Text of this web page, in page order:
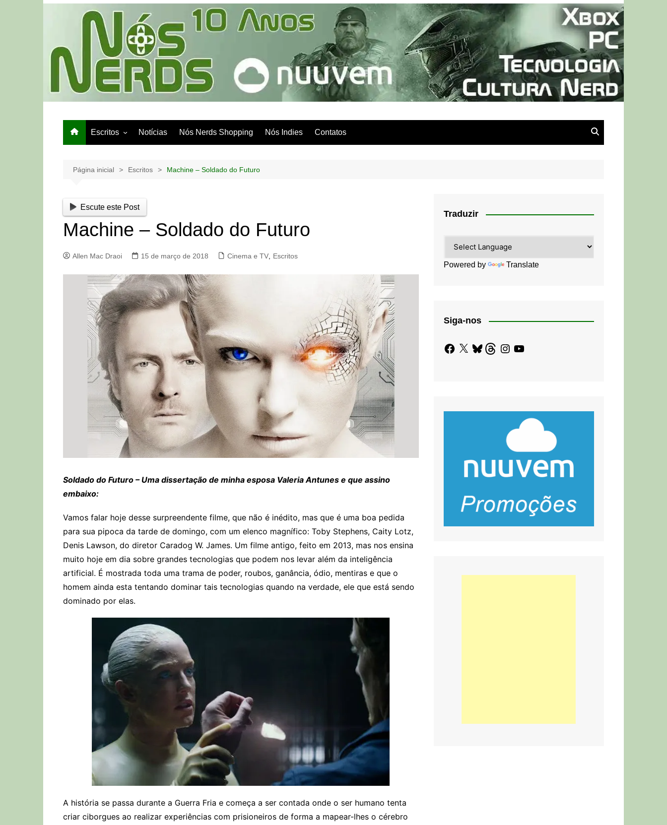
Escritos
Papo de Bar
Notícias Nós Nerds Shopping Nós Indies Contatos
Página inicial Escritos Machine – Soldado do Futuro
Escute este Post
Machine – Soldado do Futuro
Allen Mac Draoi 15 de março de 2018 Cinema e TV Escritos
Soldado do Futuro – Uma dissertação de minha esposa Valeria Antunes e que assino
embaixo:
Vamos falar hoje desse surpreendente filme, que não é inédito, mas que é uma boa pedida
para sua pipoca da tarde de domingo, com um elenco magnífico: Toby Stephens, Caity Lotz,
Denis Lawson, do diretor Caradog W. James. Um filme antigo, feito em 2013, mas nos ensina
muito hoje em dia sobre grandes tecnologias que podem nos levar além da inteligência
artificial. É mostrada toda uma trama de poder, roubos, ganância, ódio, mentiras e que o
homem ainda esta tentando dominar tais tecnologias quando na verdade, ele que está sendo
dominado por elas.
A história se passa durante a Guerra Fria e começa a ser contada onde o ser humano tenta
criar ciborgues ao realizar experiências com prisioneiros de forma a mapear-lhes o cérebro
Traduzir
Powered by Translate
Siga-nos
Facebook
X BlueskyThreadsInstagram
YouTube